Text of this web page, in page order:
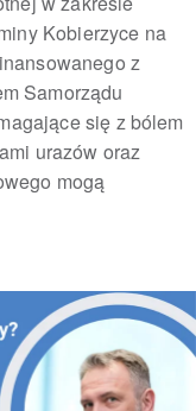
Kobierzyce na
z
Samorządu
się z bólem
urazów oraz
mogą